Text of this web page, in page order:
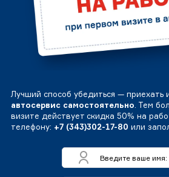
Лучший способ убедиться — приехать
автосервис самостоятельно. Тем
визите действует скидка 50% на
телефону: +7 (343)302-17-80 или